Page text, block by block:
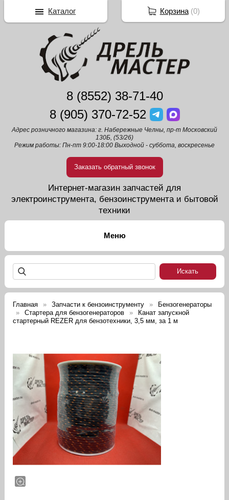
8 (8552) 38-71-40
8 (905) 370-72-52
Адрес розничного магазина: г. Набережные Челны, пр-т Московский
130Б, (53/26)
Режим работы: Пн-пт 9:00-18:00 Выходной - суббота, воскресенье
Заказать обратный звонок
Интернет-магазин запчастей для
электроинструмента, бензоинструмента и бытовой
техники
Главная Запчасти к бензоинструменту
Бензогенераторы
Стартера для бензогенераторов
Канат запускной
стартерный REZER для бензотехники, 3,5 мм, за 1 м
Корзина(0)
Каталог